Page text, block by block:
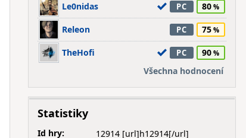
Le0nidas PC 80
Releon PC 75
TheHofi PC
90
Všechna hodnocení
Statistiky
Id hry:
12914